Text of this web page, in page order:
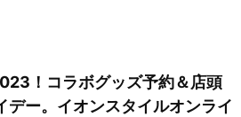
！コラボグッズ予約＆店頭
デー。イオンスタイルオンライ